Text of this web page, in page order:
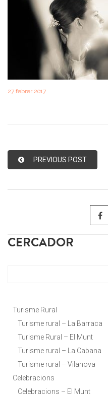
27 febrer 2017
PREVIOUS POST
CERCADOR
Turisme Rural
Turisme rural – La Barraca
Turisme Rural – El Munt
Turisme rural – La Cabana
Turisme rural – Vilanova
Celebracions
Celebracions – El Munt